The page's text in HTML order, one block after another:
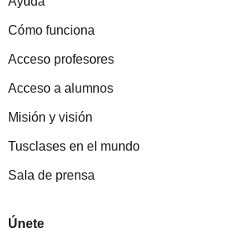
Cómo funciona
Acceso profesores
Acceso a alumnos
Misión y visión
Tusclases en el mundo
Sala de prensa
Únete